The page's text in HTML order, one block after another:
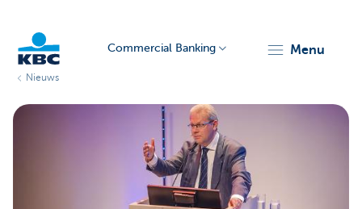
Commercial Banking menu
Nieuws